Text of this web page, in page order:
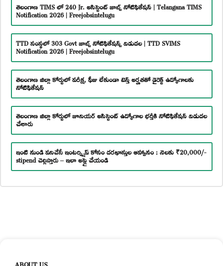
తెలంగాణ TIMS లో 240 Jr. అసిస్టెంట్ జాబ్స్ నోటిఫికేషన్ | Telangana TIMS
Notification 2026 | Freejobsintelugu
TTD సంస్థలో 303 Govt జాబ్స్ నోటిఫికేషన్స్ విడుదల | TTD SVIMS
Notification 2026 | Freejobsintelugu
తెలంగాణ జిల్లా కోర్టులో పరీక్ష, ఫీజు లేకుండా టెన్త్ అర్హతతో డైరెక్ట్ ఉద్యోగాలకు
నోటిఫికేషన్
తెలంగాణ జిల్లా కోర్టులో జూనియర్ అసిస్టెంట్ ఉద్యోగాల భర్తీకి నోటిఫికేషన్ విడుదల
చేశారు
ఇంటి నుండి పనిచేసే ఇంటర్న్షిప్ కోసం దరఖాస్తుల ఆహ్వానం : నెలకు ₹20,000/-
stipend చెల్లిస్తారు – ఇలా అప్లై చేయండి